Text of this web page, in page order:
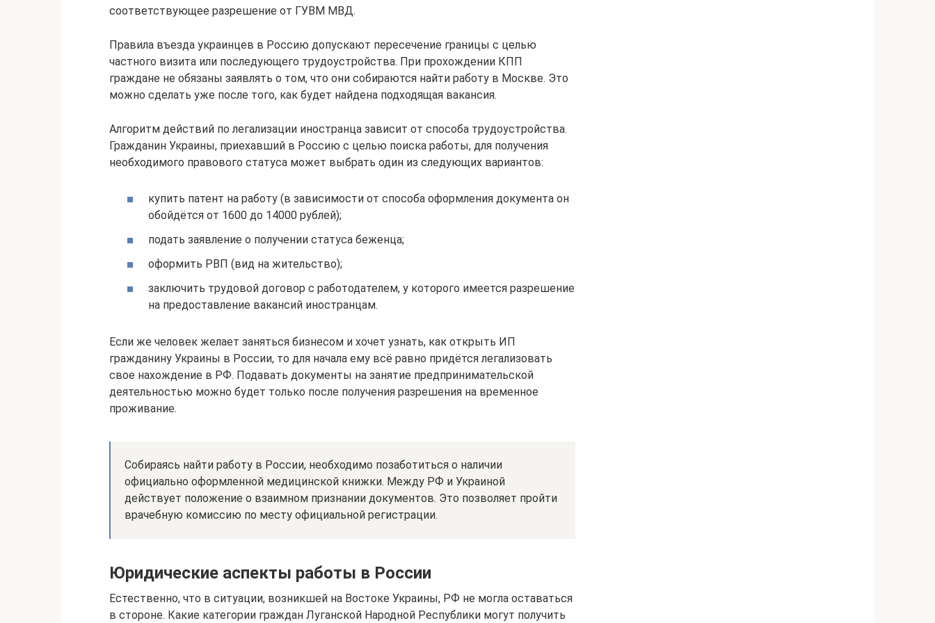
соответствующее разрешение от ГУВМ МВД.
Правила въезда украинцев в Россию допускают пересечение границы с целью
частного визита или последующего трудоустройства. При прохождении КПП
граждане не обязаны заявлять о том, что они собираются найти работу в Москве. Это
можно сделать уже после того, как будет найдена подходящая вакансия.
Алгоритм действий по легализации иностранца зависит от способа трудоустройства.
Гражданин Украины, приехавший в Россию с целью поиска работы, для получения
необходимого правового статуса может выбрать один из следующих вариантов:
купить патент на работу (в зависимости от способа оформления документа он
обойдётся от 1600 до 14000 рублей);
подать заявление о получении статуса беженца;
оформить РВП (вид на жительство);
заключить трудовой договор с работодателем, у которого имеется разрешение
на предоставление вакансий иностранцам.
Если же человек желает заняться бизнесом и хочет узнать, как открыть ИП
гражданину Украины в России, то для начала ему всё равно придётся легализовать
свое нахождение в РФ. Подавать документы на занятие предпринимательской
деятельностью можно будет только после получения разрешения на временное
проживание.
Собираясь найти работу в России, необходимо позаботиться о наличии
официально оформленной медицинской книжки. Между РФ и Украиной
действует положение о взаимном признании документов. Это позволяет пройти
врачебную комиссию по месту официальной регистрации.
Юридические аспекты работы в России
Естественно, что в ситуации, возникшей на Востоке Украины, РФ не могла оставаться
в стороне. Какие категории граждан Луганской Народной Республики могут получить